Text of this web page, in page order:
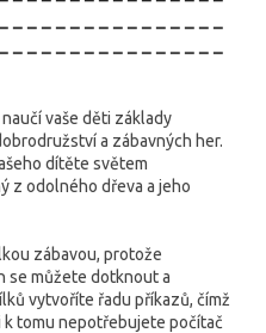
vaše děti základy
a zábavných her.
dítěte světem
z odolného dřeva a jeho
zábavou, protože
se můžete dotknout a
vytvoříte řadu příkazů, čímž
tomu nepotřebujete počítač